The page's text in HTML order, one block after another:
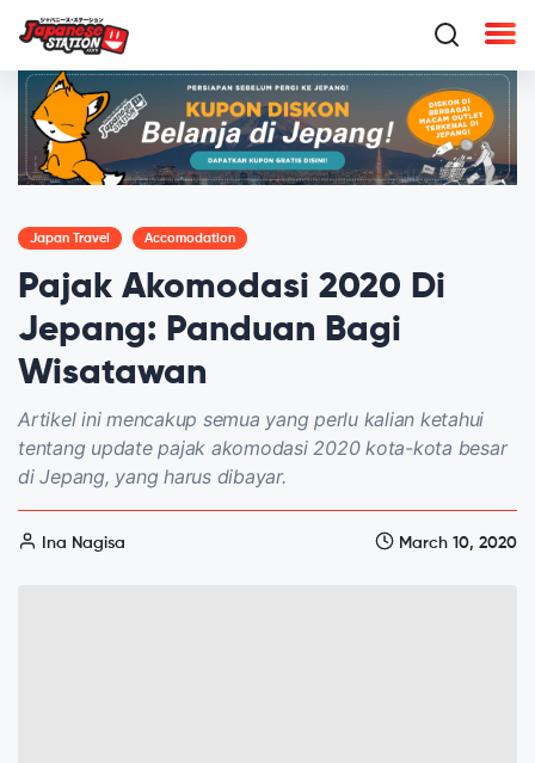
Japan Travel Accomodation
Pajak Akomodasi 2020 Di
Jepang: Panduan Bagi
Wisatawan
Artikel ini mencakup semua yang perlu kalian ketahui
tentang update pajak akomodasi 2020 kota-kota besar
di Jepang, yang harus dibayar.
Ina Nagisa March 10, 2020